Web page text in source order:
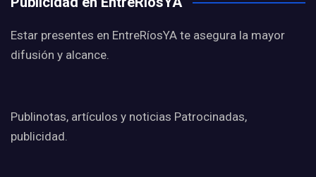
Estar presentes en EntreRíosYA te asegura la mayor
difusión y alcance.
Publinotas, artículos y noticias Patrocinadas,
publicidad.